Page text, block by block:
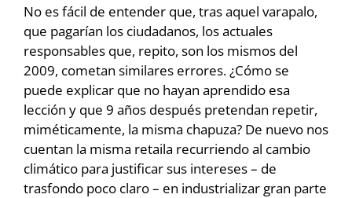
No es fácil de entender que, tras aquel varapalo,
que pagarían los ciudadanos, los actuales
responsables que, repito, son los mismos del
2009, cometan similares errores. ¿Cómo se
puede explicar que no hayan aprendido esa
lección y que 9 años después pretendan repetir,
miméticamente, la misma chapuza? De nuevo nos
cuentan la misma retaila recurriendo al cambio
climático para justificar sus intereses – de
trasfondo poco claro – en industrializar gran parte